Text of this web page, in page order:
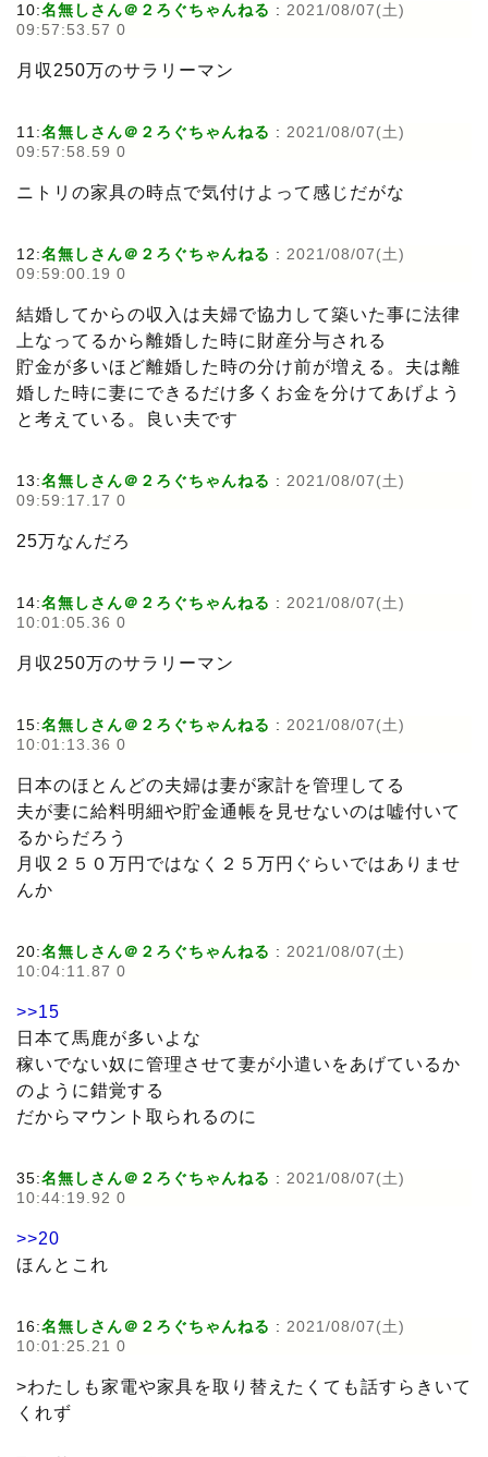
10:名無しさん＠２ろぐちゃんねる : 2021/08/07(土)
09:57:53.57 0
月収250万のサラリーマン
11:名無しさん＠２ろぐちゃんねる : 2021/08/07(土)
09:57:58.59 0
ニトリの家具の時点で気付けよって感じだがな
12:名無しさん＠２ろぐちゃんねる : 2021/08/07(土)
09:59:00.19 0
結婚してからの収入は夫婦で協力して築いた事に法律
上なってるから離婚した時に財産分与される
貯金が多いほど離婚した時の分け前が増える。夫は離
婚した時に妻にできるだけ多くお金を分けてあげよう
と考えている。良い夫です
13:名無しさん＠２ろぐちゃんねる : 2021/08/07(土)
09:59:17.17 0
25万なんだろ
14:名無しさん＠２ろぐちゃんねる : 2021/08/07(土)
10:01:05.36 0
月収250万のサラリーマン
15:名無しさん＠２ろぐちゃんねる : 2021/08/07(土)
10:01:13.36 0
日本のほとんどの夫婦は妻が家計を管理してる
夫が妻に給料明細や貯金通帳を見せないのは嘘付いて
るからだろう
月収２５０万円ではなく２５万円ぐらいではありませ
んか
20:名無しさん＠２ろぐちゃんねる : 2021/08/07(土)
10:04:11.87 0
>>15
日本て馬鹿が多いよな
稼いでない奴に管理させて妻が小遣いをあげているか
のように錯覚する
だからマウント取られるのに
35:名無しさん＠２ろぐちゃんねる : 2021/08/07(土)
10:44:19.92 0
>>20
ほんとこれ
16:名無しさん＠２ろぐちゃんねる : 2021/08/07(土)
10:01:25.21 0
>わたしも家電や家具を取り替えたくても話すらきいて
くれず